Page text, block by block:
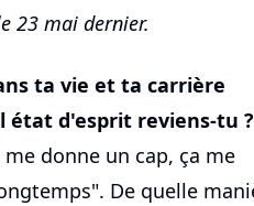
23 mai dernier.
ta vie et ta carrière
état d'esprit reviens-tu ?
donne un cap, ça me
De quelle